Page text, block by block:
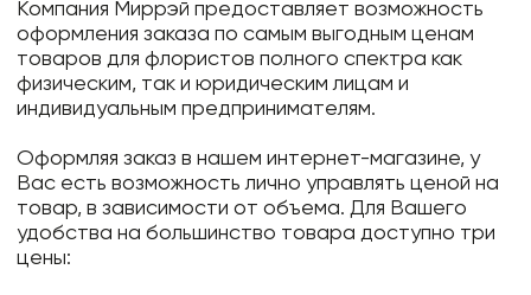
Компания Миррэй предоставляет возможность
оформления заказа по самым выгодным ценам
товаров для флористов полного спектра как
физическим, так и юридическим лицам и
индивидуальным предпринимателям.
Оформляя заказ в нашем интернет-магазине, у
Вас есть возможность лично управлять ценой на
товар, в зависимости от объема. Для Вашего
удобства на большинство товара доступно три
цены: